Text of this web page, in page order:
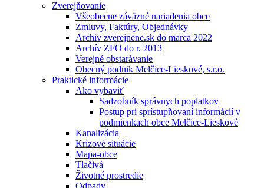
Zverejňovanie
Všeobecne záväzné nariadenia obce
Zmluvy, Faktúry, Objednávky
Archiv zverejnene.sk do marca 2022
Archív ZFO do r. 2013
Verejné obstarávanie
Obecný podnik Melčice-Lieskové, s.r.o.
Praktické informácie
Ako vybaviť
Sadzobník správnych poplatkov
Postup pri sprístupňovaní informácií v
podmienkach obce Melčice-Lieskové
Kanalizácia
Krízové situácie
Mapa-obce
Tlačivá
Životné prostredie
Odpady